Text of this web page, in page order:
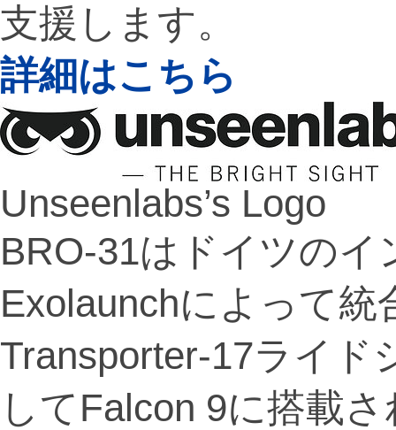
支援します。
詳細はこちら
Unseenlabs’s Logo
BRO-31はドイツの
Exolaunchによって統
Transporter-17ライド
してFalcon 9に搭載